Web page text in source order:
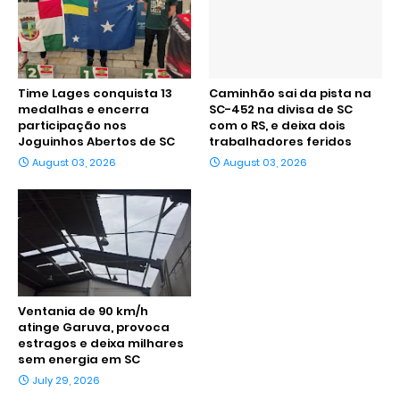
Time Lages conquista 13
medalhas e encerra
participação nos
Joguinhos Abertos de SC
August 03, 2026
Caminhão sai da pista na
SC-452 na divisa de SC
com o RS, e deixa dois
trabalhadores feridos
August 03, 2026
Ventania de 90 km/h
atinge Garuva, provoca
estragos e deixa milhares
sem energia em SC
July 29, 2026